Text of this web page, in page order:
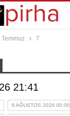
Temmuz 7
21:41
6 AĞUSTOS 2026 00:00